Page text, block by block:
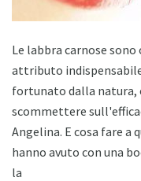
Le labbra carnose
attributo indispensabile
fortunato dalla natura,
scommettere
Angelina. E cosa fare a
hanno avuto con una
la